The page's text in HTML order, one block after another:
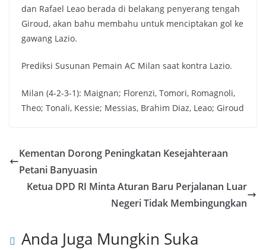
dan Rafael Leao berada di belakang penyerang tengah
Giroud, akan bahu membahu untuk menciptakan gol ke
gawang Lazio.
Prediksi Susunan Pemain AC Milan saat kontra Lazio.
Milan (4-2-3-1): Maignan; Florenzi, Tomori, Romagnoli,
Theo; Tonali, Kessie; Messias, Brahim Diaz, Leao; Giroud
Kementan Dorong Peningkatan Kesejahteraan
Petani Banyuasin
Ketua DPD RI Minta Aturan Baru Perjalanan Luar
Negeri Tidak Membingungkan
Anda Juga Mungkin Suka